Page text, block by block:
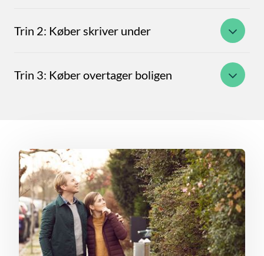
Trin 2: Køber skriver under
Trin 3: Køber overtager boligen